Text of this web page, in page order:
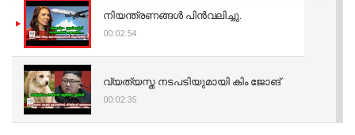
നിയന്ത്രണങ്ങള്‍ പിന്‍വലിച്ചു.
00:02:54
വ്യത്യസ്ത നടപടിയുമായി കിം ജോങ്
00:02:35